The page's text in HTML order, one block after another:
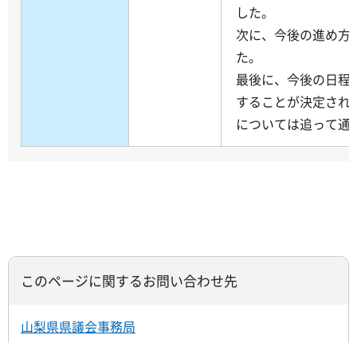
した。
次に、今後の進め方
た。
最後に、今後の日程
することが決定され
については追って
このページに関するお問い合わせ先
山梨県県議会事務局